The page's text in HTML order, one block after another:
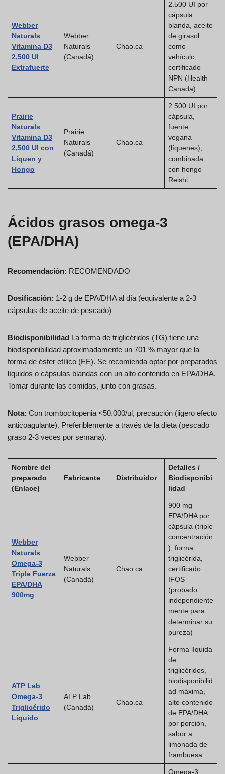
Webber
Naturals
Vitamina D3
2,500 UI
Extrafuerte
Webber
Naturals
(Canadá)
Chao.ca
2.500 UI por
cápsula
blanda, aceite
de girasol
como
vehículo,
certificado
NPN (Health
Canada)
Prairie
Naturals
Vitamina D3
2,500 UI con
Liquen y
Hongo
Prairie
Naturals
(Canadá)
Chao.ca
2.500 UI por
cápsula,
fuente
vegana
(líquenes),
combinada
con hongo
Reishi
Ácidos grasos omega-3
(EPA/DHA)
Recomendación: RECOMENDADO
Dosificación: 1-2 g de EPA/DHA al día (equivalente a 2-3
cápsulas de aceite de pescado)
Biodisponibilidad La forma de triglicéridos (TG) tiene una
biodisponibilidad aproximadamente un 701 % mayor que la
forma de éster etílico (EE). Se recomienda optar por preparados
líquidos o cápsulas blandas con un alto contenido en EPA/DHA.
Tomar durante las comidas, junto con grasas.
Nota: Con trombocitopenia <50.000/ul, precaución (ligero efecto
anticoagulante). Preferiblemente a través de la dieta (pescado
graso 2-3 veces por semana).
Nombre del
preparado
(Enlace)
Fabricante Distribuidor
Detalles /
Biodisponibi
lidad
Webber
Naturals
Omega-3
Triple Fuerza
EPA/DHA
900mg
Webber
Naturals
(Canadá)
Chao.ca
900 mg
EPA/DHA por
cápsula (triple
concentración
), forma
triglicérida,
certificado
IFOS
(probado
independiente
mente para
determinar su
pureza)
ATP Lab
Omega-3
Triglicérido
Líquido
ATP Lab
(Canadá)
Chao.ca
Forma líquida
de
triglicéridos,
biodisponibilid
ad máxima,
alto contenido
de EPA/DHA
por porción,
sabor a
limonada de
frambuesa
Omega-3